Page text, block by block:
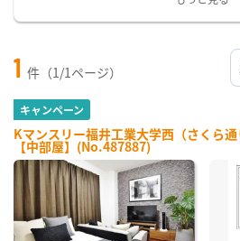
1 件（1/1ページ）
キャンペーン
Kマンスリー福井工業大学西（さくら
【中部屋】(No.487887)